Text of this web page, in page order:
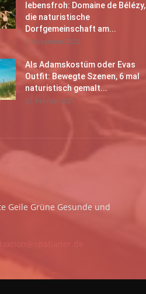
lebensfroh: Domaine de Bélézy,
die naturistische
Dorfgemeinschaft am...
3. November 2022
Als Adamskostüm oder Evas
Outfit: Bewegte Szenen, 6 mal
naturistisch gemalt...
27. Februar 2021
Geile Grüne Gesunde und